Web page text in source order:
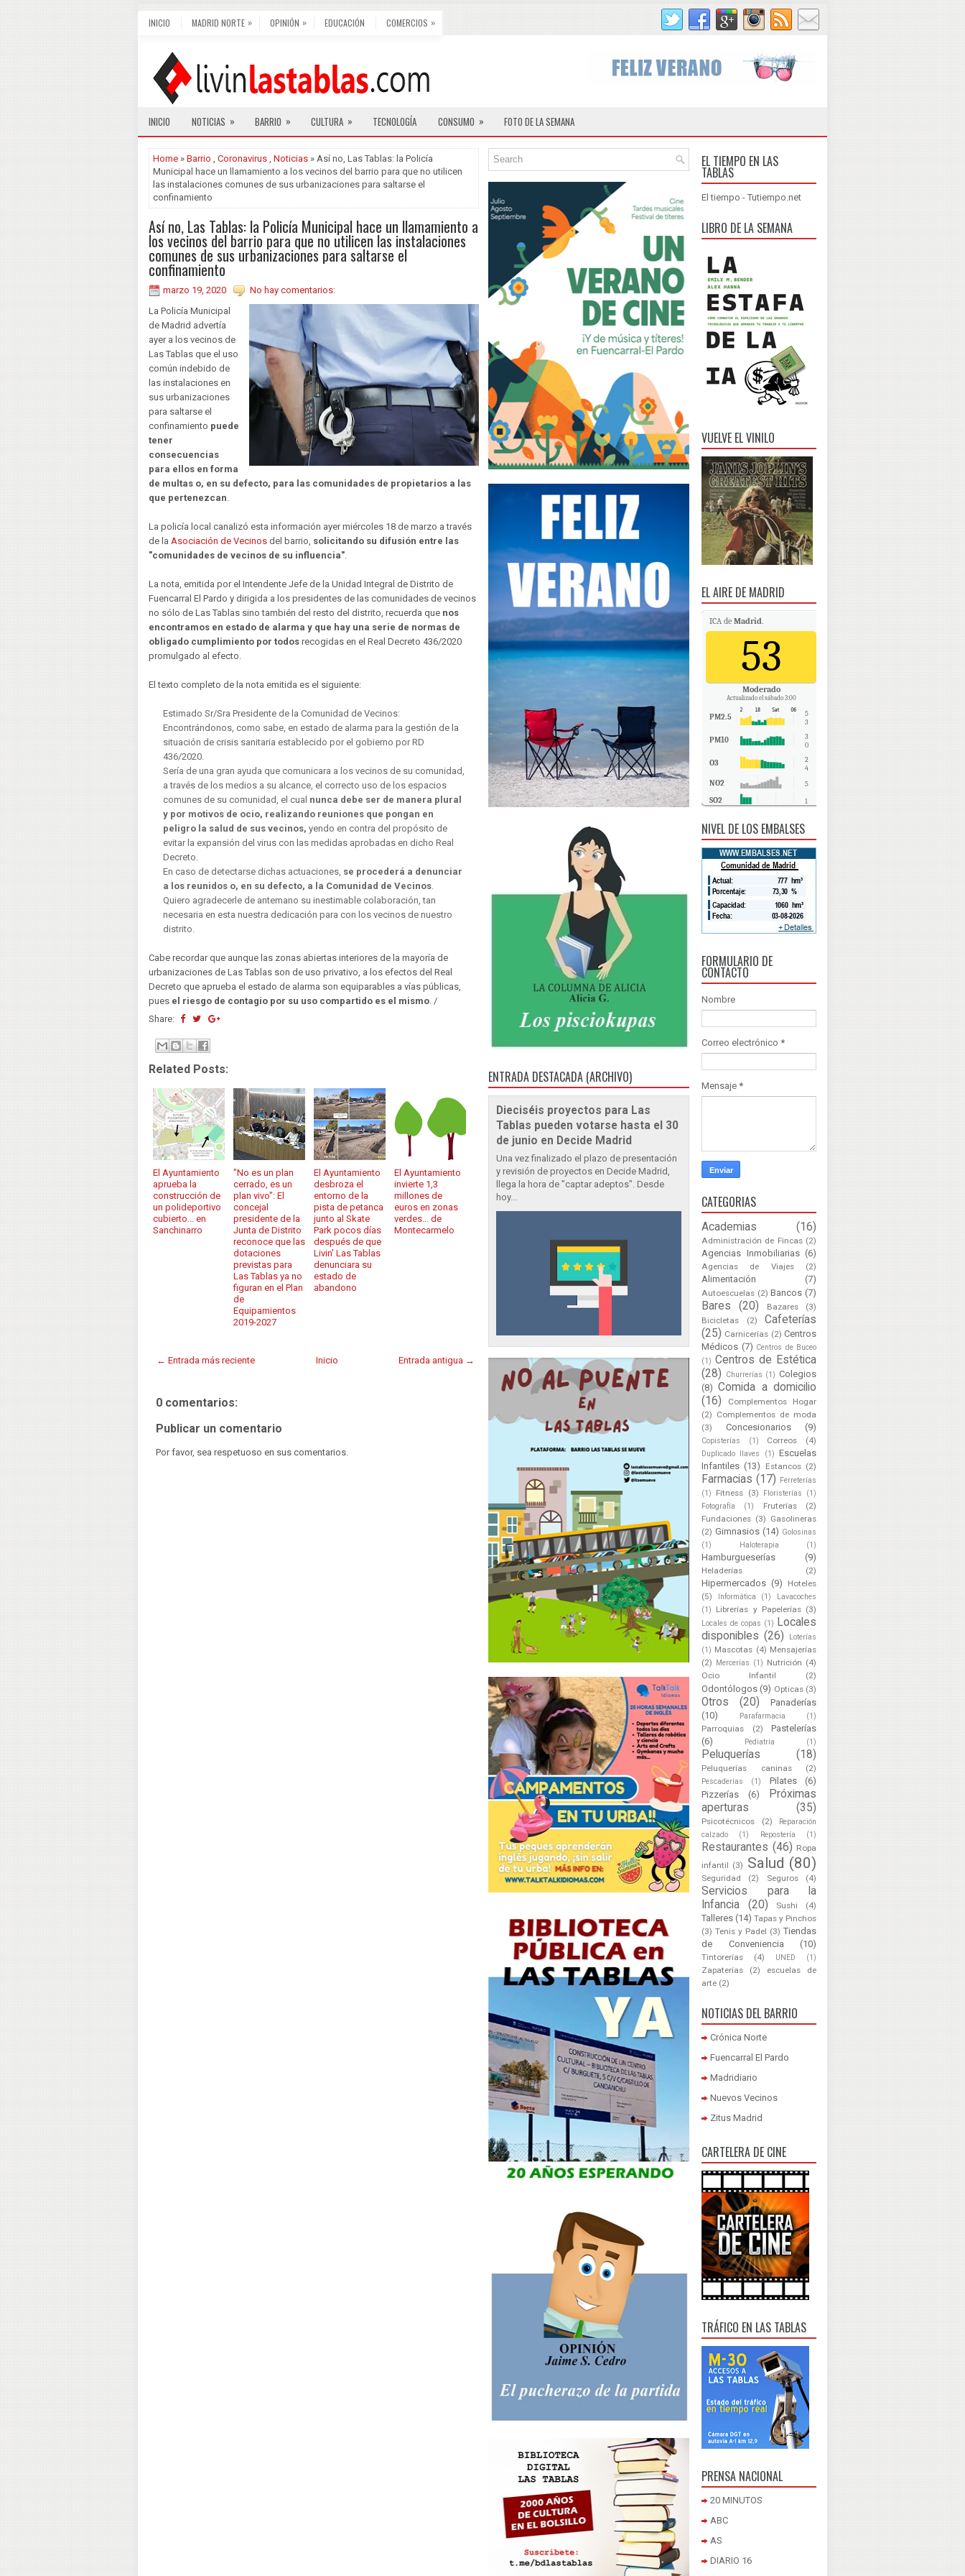
INICIO MADRID NORTE » OPINIÓN » EDUCACIÓN COMERCIOS »
INICIO NOTICIAS » BARRIO » CULTURA » TECNOLOGÍA CONSUMO » FOTO DE LA SEMANA
Home » Barrio , Coronavirus , Noticias » Así no, Las Tablas: la Policía
Municipal hace un llamamiento a los vecinos del barrio para que no utilicen
las instalaciones comunes de sus urbanizaciones para saltarse el
confinamiento
Así no, Las Tablas: la Policía Municipal hace un llamamiento a
los vecinos del barrio para que no utilicen las instalaciones
comunes de sus urbanizaciones para saltarse el
confinamiento
marzo 19, 2020
No hay comentarios:
La Policía Municipal
de Madrid advertía
ayer a los vecinos de
Las Tablas que el uso
común indebido de
las instalaciones en
sus urbanizaciones
para saltarse el
confinamiento puede
tener
consecuencias
para ellos en forma
de multas o, en su defecto, para las comunidades de propietarios a las
que pertenezcan.
La policía local canalizó esta información ayer miércoles 18 de marzo a través
de la Asociación de Vecinos del barrio, solicitando su difusión entre las
"comunidades de vecinos de su influencia".
La nota, emitida por el Intendente Jefe de la Unidad Integral de Distrito de
Fuencarral El Pardo y dirigida a los presidentes de las comunidades de vecinos
no sólo de Las Tablas sino también del resto del distrito, recuerda que nos
encontramos en estado de alarma y que hay una serie de normas de
obligado cumplimiento por todos recogidas en el Real Decreto 436/2020
promulgado al efecto.
El texto completo de la nota emitida es el siguiente:
Estimado Sr/Sra Presidente de la Comunidad de Vecinos:
Encontrándonos, como sabe, en estado de alarma para la gestión de la
situación de crisis sanitaria establecido por el gobierno por RD
436/2020.
Sería de una gran ayuda que comunicara a los vecinos de su comunidad,
a través de los medios a su alcance, el correcto uso de los espacios
comunes de su comunidad, el cual nunca debe ser de manera plural
y por motivos de ocio, realizando reuniones que pongan en
peligro la salud de sus vecinos, yendo en contra del propósito de
evitar la expansión del virus con las medidas aprobadas en dicho Real
Decreto.
En caso de detectarse dichas actuaciones, se procederá a denunciar
a los reunidos o, en su defecto, a la Comunidad de Vecinos.
Quiero agradecerle de antemano su inestimable colaboración, tan
necesaria en esta nuestra dedicación para con los vecinos de nuestro
distrito.
Cabe recordar que aunque las zonas abiertas interiores de la mayoría de
urbanizaciones de Las Tablas son de uso privativo, a los efectos del Real
Decreto que aprueba el estado de alarma son equiparables a vías públicas,
pues el riesgo de contagio por su uso compartido es el mismo. /
Share:
Related Posts:
El Ayuntamiento
aprueba la
construcción de
un polideportivo
cubierto... en
Sanchinarro
"No es un plan
cerrado, es un
plan vivo": El
concejal
presidente de la
Junta de Distrito
reconoce que las
dotaciones
previstas para
Las Tablas ya no
figuran en el Plan
de
Equipamientos
2019-2027
El Ayuntamiento
desbroza el
entorno de la
pista de petanca
junto al Skate
Park pocos días
después de que
Livin' Las Tablas
denunciara su
estado de
abandono
El Ayuntamiento
invierte 1,3
millones de
euros en zonas
verdes... de
Montecarmelo
← Entrada más reciente Entrada antigua →
Inicio
0 comentarios:
Publicar un comentario
Por favor, sea respetuoso en sus comentarios.
ENTRADA DESTACADA (ARCHIVO)
Dieciséis proyectos para Las
Tablas pueden votarse hasta el 30
de junio en Decide Madrid
Una vez finalizado el plazo de presentación
y revisión de proyectos en Decide Madrid,
llega la hora de "captar adeptos". Desde
hoy...
EL TIEMPO EN LAS
TABLAS
El tiempo - Tutiempo.net
LIBRO DE LA SEMANA
VUELVE EL VINILO
EL AIRE DE MADRID
ICA de Madrid.
53
Moderado
Actualizado el sábado 3:00
PM2.5
5
3
PM10
3
0
O3
2
4
NO2 5
SO2 1
NIVEL DE LOS EMBALSES
FORMULARIO DE
CONTACTO
Nombre
Correo electrónico *
Mensaje *
CATEGORIAS
Academias (16)
Administración de Fincas (2)
Agencias Inmobiliarias (6)
Agencias de Viajes (2)
Alimentación (7)
Autoescuelas (2) Bancos (7)
Bares (20) Bazares
(3)
Bicicletas
(2)
Cafeterías
(25) Carnicerías (2) Centros
Médicos (7) Centros de Buceo
(1) Centros de Estética
(28)
Churrerías (1) Colegios
(8) Comida a domicilio
(16)
Complementos Hogar
(2) Complementos de moda
(3)
Concesionarios (9)
Copisterías (1) Correos (4)
Duplicado llaves (1) Escuelas
Infantiles (13) Estancos (2)
Farmacias (17) Ferreterías
(1)
Fitness (3) Floristerías
(1)
Fotografía
(1) Fruterías
(2)
Fundaciones (3) Gasolineras
(2) Gimnasios (14) Golosinas
(1)
Haloterapia (1)
Hamburgueserías (9)
Heladerías (2)
Hipermercados (9)
Hoteles
(5)
Informática (1)
Lavacoches
(1)
Librerías y Papelerías (3)
Locales de copas (1)
Locales
disponibles (26)
Loterías
(1) Mascotas (4) Mensajerías
(2) Mercerías (1) Nutrición (4)
Ocio Infantil
(2)
Odontólogos (9) Opticas (3)
Otros (20)
Panaderías
(10)
Parafarmacia (1)
Parroquias (2)
Pastelerías
(6)
Pediatría (1)
Peluquerías (18)
Peluquerías caninas (2)
Pescaderías (1) Pilates
(6)
Pizzerías
(6)
Próximas
aperturas
(35)
Psicotécnicos (2)
Reparación
calzado
(1) Repostería (1)
Restaurantes (46) Ropa
infantil (3) Salud (80)
Seguridad (2) Seguros (4)
Servicios para la
Infancia
(20) Sushi (4)
Talleres (14) Tapas y Pinchos
(3) Tenis y Padel (3) Tiendas
de Conveniencia
(10)
Tintorerías (4) UNED (1)
Zapaterías (2)
escuelas de
arte (2)
NOTICIAS DEL BARRIO
Crónica Norte
Fuencarral El Pardo
Madridiario
Nuevos Vecinos
Zitus Madrid
CARTELERA DE CINE
TRÁFICO EN LAS TABLAS
PRENSA NACIONAL
20 MINUTOS
ABC
AS
DIARIO 16